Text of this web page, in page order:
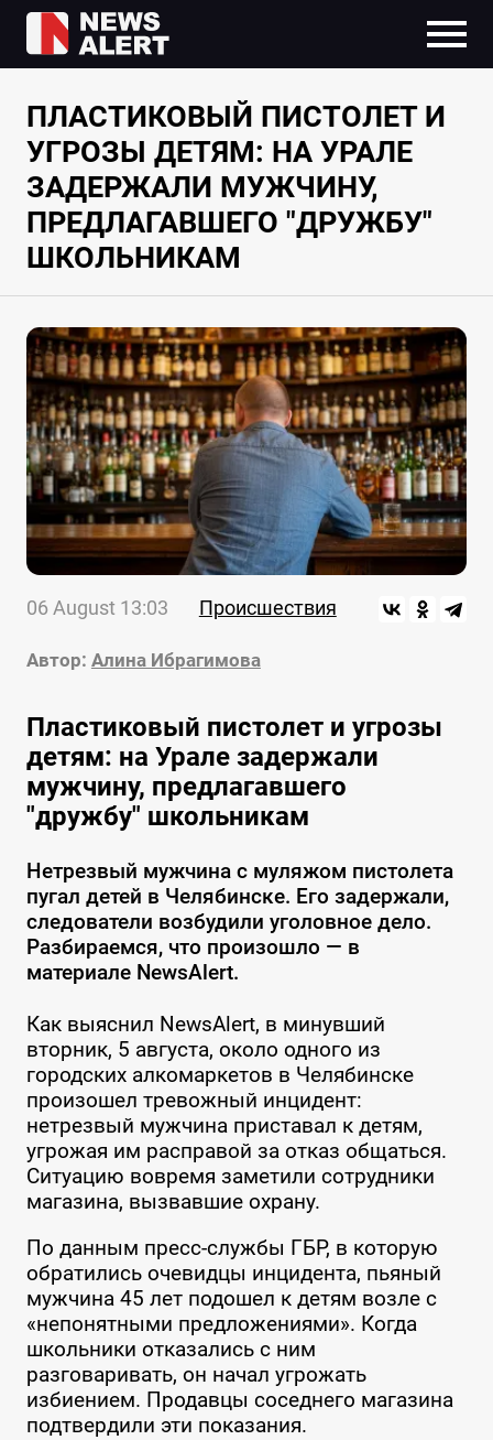
ПЛАСТИКОВЫЙ ПИСТОЛЕТ И
УГРОЗЫ ДЕТЯМ: НА УРАЛЕ
ЗАДЕРЖАЛИ МУЖЧИНУ,
ПРЕДЛАГАВШЕГО "ДРУЖБУ"
ШКОЛЬНИКАМ
06 August 13:03 Происшествия
Автор: Алина Ибрагимова
Пластиковый пистолет и угрозы
детям: на Урале задержали
мужчину, предлагавшего
"дружбу" школьникам
Нетрезвый мужчина с муляжом пистолета
пугал детей в Челябинске. Его задержали,
следователи возбудили уголовное дело.
Разбираемся, что произошло — в
материале NewsAlert.
Как выяснил NewsAlert, в минувший
вторник, 5 августа, около одного из
городских алкомаркетов в Челябинске
произошел тревожный инцидент:
нетрезвый мужчина приставал к детям,
угрожая им расправой за отказ общаться.
Ситуацию вовремя заметили сотрудники
магазина, вызвавшие охрану.
По данным пресс-службы ГБР, в которую
обратились очевидцы инцидента, пьяный
мужчина 45 лет подошел к детям возле с
«непонятными предложениями». Когда
школьники отказались с ним
разговаривать, он начал угрожать
избиением. Продавцы соседнего магазина
подтвердили эти показания.